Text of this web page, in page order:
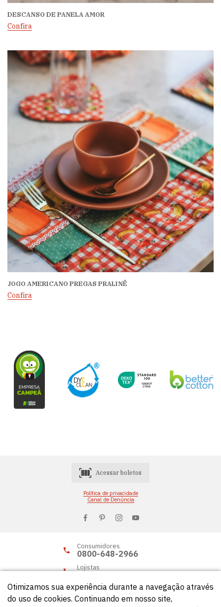
DESCANSO DE PANELA AMOR
Confira
JOGO AMERICANO PREGAS PRALINÊ
Confira
Acessar boletos
Política de privacidade
Canal de Denúncia
Consumidores
0800-648-2966
Lojistas
Otimizamos sua experiência durante a navegação através
do uso de cookies. Continuando em nosso site,